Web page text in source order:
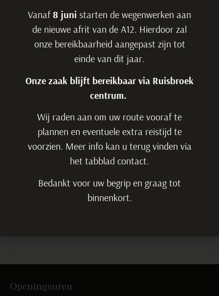
Openingsuren
Vanaf8 juni starten de wegenwerken aan
de nieuwe afrit van de A12. Hierdoor zal
onze bereikbaarheid aangepast zijn tot
einde van dit jaar.
Onze zaak blijft bereikbaar via Ruisbroek
centrum.
Wij raden aan om uw route vooraf te
plannen en eventuele extra reistijd te
voorzien. Meer info kan u terug vinden via
het tabblad contact.
Bedankt voor uw begrip en graag tot
binnenkort.